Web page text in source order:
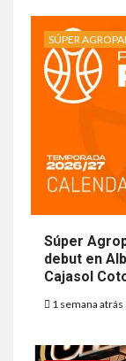
SÚPER
Súper
debut en
Cajasol
1 semana atrás